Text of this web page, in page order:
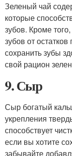
Зеленый чай
которые
зубов. Кроме
зубов от
сохранить зубы
свой рацион
9. Сыр
Сыр богатый
укрепления
способствует
если вы хотите
забывайте